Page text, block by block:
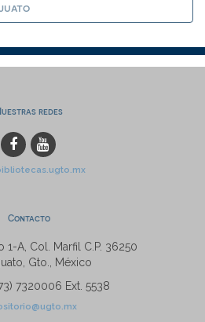
redes
Contacto
1-A, Col. Marfil C.P. 36250
Gto., México
7320006 Ext. 5538